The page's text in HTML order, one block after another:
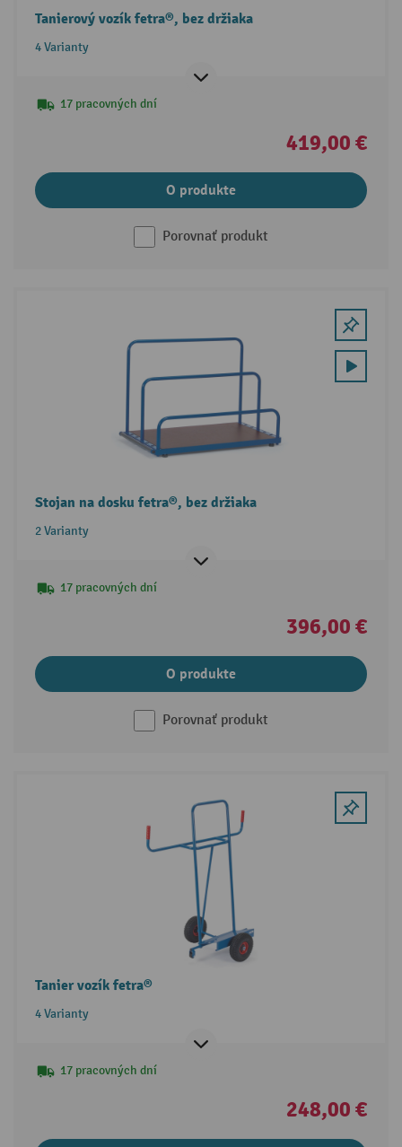
Tanierový vozík fetra®, bez držiaka
4 Varianty
17 pracovných dní
419,00 €
O produkte
Porovnať produkt
Stojan na dosku fetra®, bez držiaka
2 Varianty
17 pracovných dní
396,00 €
O produkte
Porovnať produkt
Tanier vozík fetra®
4 Varianty
17 pracovných dní
248,00 €